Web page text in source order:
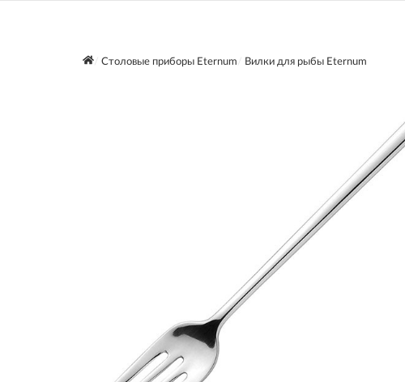
Столовые приборы Eternum Вилки для рыбы Eternum